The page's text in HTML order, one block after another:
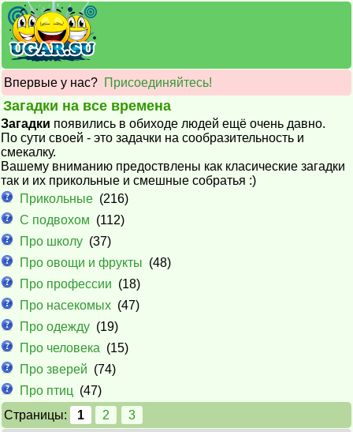
Впервые у нас? Присоединяйтесь!
Загадки на все времена
Загадки появились в обиходе людей ещё очень давно.
По сути своей - это задачки на сообразительность и
смекалку.
Вашему вниманию предоствлены как класические загадки
так и их прикольные и смешные собратья :)
Прикольные (216)
С подвохом (112)
Про школу (37)
Про овощи и фрукты (48)
Про профессии (18)
Про насекомых (47)
Про одежду (19)
Про человека (15)
Про зверей (74)
Про птиц (47)
Страницы:
1 2
3